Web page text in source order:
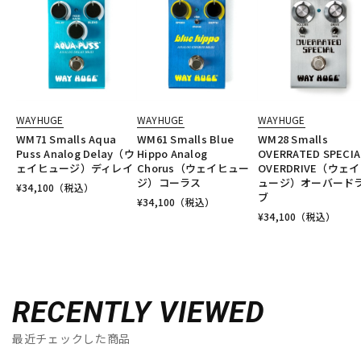
WAYHUGE
WM71 Smalls Aqua
Puss Analog Delay（ウ
ェイヒュージ）ディレイ
¥34,100 （税込）
WAYHUGE
WM61 Smalls Blue
Hippo Analog
Chorus（ウェイヒュー
ジ）コーラス
¥34,100 （税込）
WAYHUGE
WM28 Smalls
OVERRATED
OVERDRIVE（ウェ
ュージ）オーバード
ブ
¥34,100 （税込）
RECENTLY VIEWED
最近チェックした商品